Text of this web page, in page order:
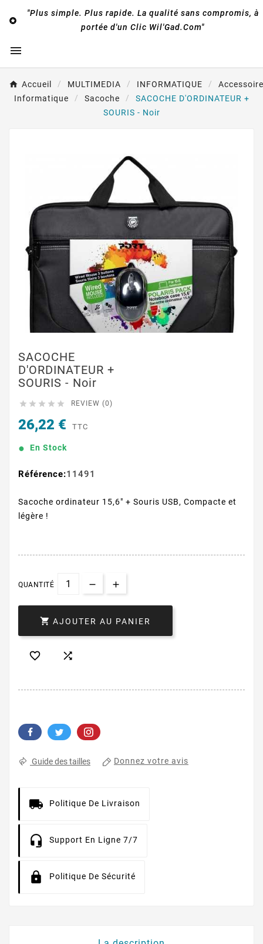

"Plus simple. Plus rapide. La qualité sans compromis, à
portée d'un Clic Wil'Gad.Com"

Accueil MULTIMEDIA INFORMATIQUE
Informatique
Sacoche
SACOCHE D'ORDINATEUR +
SOURIS - Noir
SACOCHE
D'ORDINATEUR +
SOURIS - Noir
     REVIEW (0)
26,22 € TTC
En Stock
Référence:11491
Sacoche ordinateur 15,6" + Souris USB, Compacte et
légère !
QUANTITÉ
 AJOUTER AU PANIER
 
Guide des tailles Donnez votre avis
Politique De Livraison
Support En Ligne 7/7
Politique De Sécurité